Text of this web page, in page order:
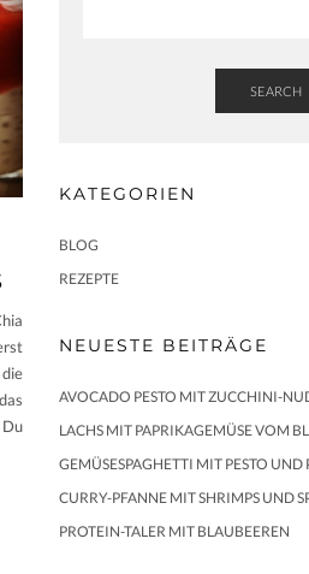
SEARCH
KATEGORIEN
BLOG
REZEPTE
NEUESTE BEITRÄGE
AVOCADO PESTO MIT ZUCCHINI-
LACHS MIT PAPRIKAGEMÜSE VOM
GEMÜSESPAGHETTI MIT PESTO UND
CURRY-PFANNE MIT SHRIMPS UND
PROTEIN-TALER MIT BLAUBEEREN